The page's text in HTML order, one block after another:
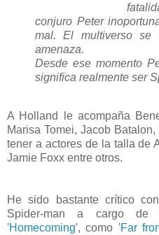
conjuro Peter
mal. El multiverso se
amenaza.
Desde ese momento
significa realmente ser
A Holland le acompaña
Marisa Tomei, Jacob
tener a actores de la talla de
Jamie Foxx entre otros.
He sido bastante crítico
Spider-man a cargo
'Homecoming', como 'Far